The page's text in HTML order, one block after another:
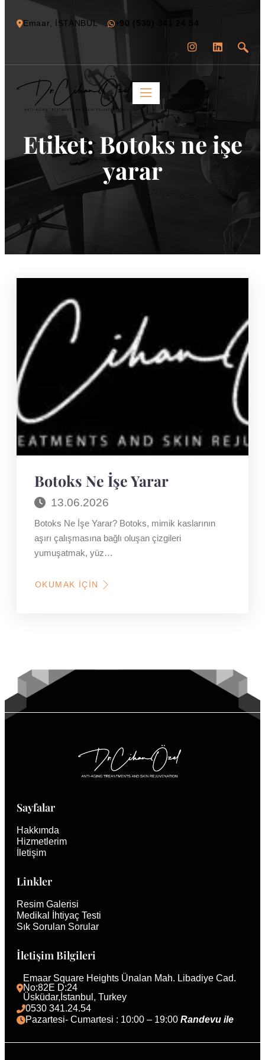
Emaar, İSTANBUL +90 (530) 341 24 54
Etiket:Botoks ne işe
yarar
Botoks Ne İşe Yarar
13.06.2026
Botoks Ne İşe Yarar? Botoks, mimik kaslarının
aşırı çalışmasına bağlı oluşan çizgileri
yumuşatmak, yüz…
OKUMAK İÇIN
HAKKINDA
Sayfalar
Hakkımda
Hizmetlerim
İletişim
Linkler
Resim Galerisi
Medikal İhtiyaç Testi
Sık Sorulan Sorular
İletişim Bilgileri
Emaar Square Heights Ünalan Mah. Libadiye Cad.
No:82E D:24
Üsküdar,İstanbul, Turkey
0530 341.24.54
Pazartesi- Cumartesi : 10:00 – 19:00 Randevu ile